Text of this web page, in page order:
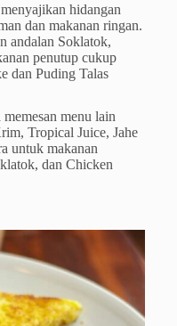
hidangan
dan makanan ringan.
andalan Soklatok,
penutup cukup
dan Puding Talas
menu lain
Tropical Juice, Jahe
untuk makanan
dan Chicken